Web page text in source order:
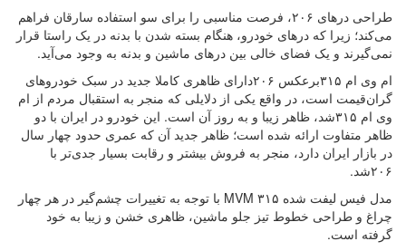
طراحی درهای ۲۰۶، فرصت مناسبی را برای سو استفاده سارقان فراهم
می‌کند؛ زیرا که درهای خودرو، هنگام بسته شدن با بدنه در یک راستا قرار
نمی‌گیرند و یک فضای خالی بین درهای ماشین و بدنه به وجود می‌آید.
ام وی ام ۳۱۵برعکس ۲۰۶دارای ظاهری کاملا جدید در سبک خودروهای
گران‌قیمت است، در واقع یکی از دلایلی که منجر به استقبال مردم از ام
وی ام ۳۱۵شد، ظاهر زیبا و به روز آن است. این خودرو در ایران با دو
ظاهر متفاوت ارائه شده است؛ ظاهر جدید آن که عمری حدود چهار سال
در بازار ایران دارد، منجر به فروش بیشتر و رقابت بسیار جدی‌تر با
۲۰۶شد.
مدل فیس لیفت شده MVM ۳۱۵ با توجه به تغییرات چشم‌گیر در هر چهار
چراغ و طراحی خطوط تیز جلو ماشین، ظاهری خشن و زیبا به خود
گرفته است.